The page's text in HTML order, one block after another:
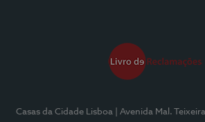
Casas da Cidade Lisboa
| Avenida Mal.